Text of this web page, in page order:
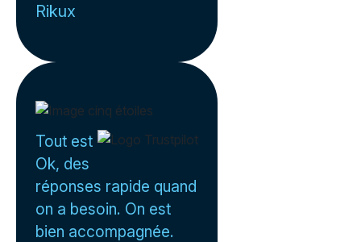
Rikux
Tout est
Ok, des
réponses rapide quand
on a besoin. On est
bien accompagnée.